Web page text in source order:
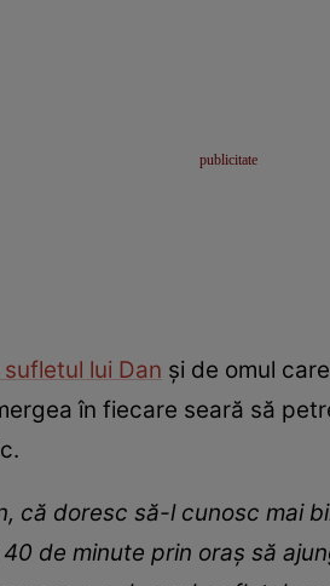
lui Dan și de omul
în fiecare seară să
că doresc să-l cunosc mai
de minute prin oraș să